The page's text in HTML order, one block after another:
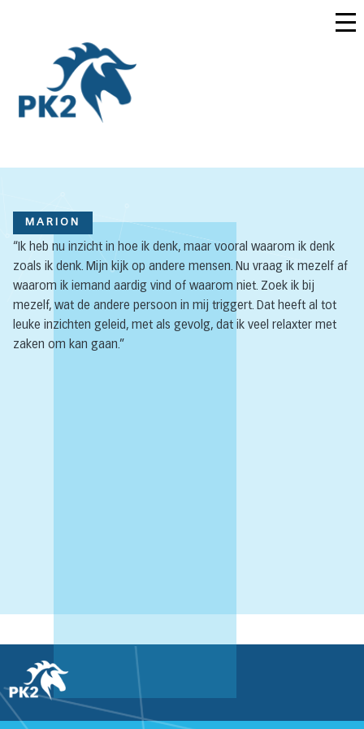
MARION
“Ik heb nu inzicht in hoe ik denk, maar vooral waarom ik denk
zoals ik denk. Mijn kijk op andere mensen. Nu vraag ik mezelf af
waarom ik iemand aardig vind of waarom niet. Zoek ik bij
mezelf, wat de andere persoon in mij triggert. Dat heeft al tot
leuke inzichten geleid, met als gevolg, dat ik veel relaxter met
zaken om kan gaan.”